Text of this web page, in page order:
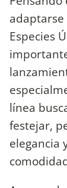
adaptarse
Especies
línea
festejar,
elegancia